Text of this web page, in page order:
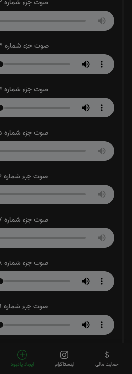
صوت جزء شماره 12
صوت جزء شماره 13
صوت جزء شماره 14
صوت جزء شماره 15
صوت جزء شماره 16
صوت جزء شماره 17
صوت جزء شماره 18
صوت جزء شماره 19
صوت جزء شماره 20
حمایت مالی اینستاگرام ایجاد یادبود